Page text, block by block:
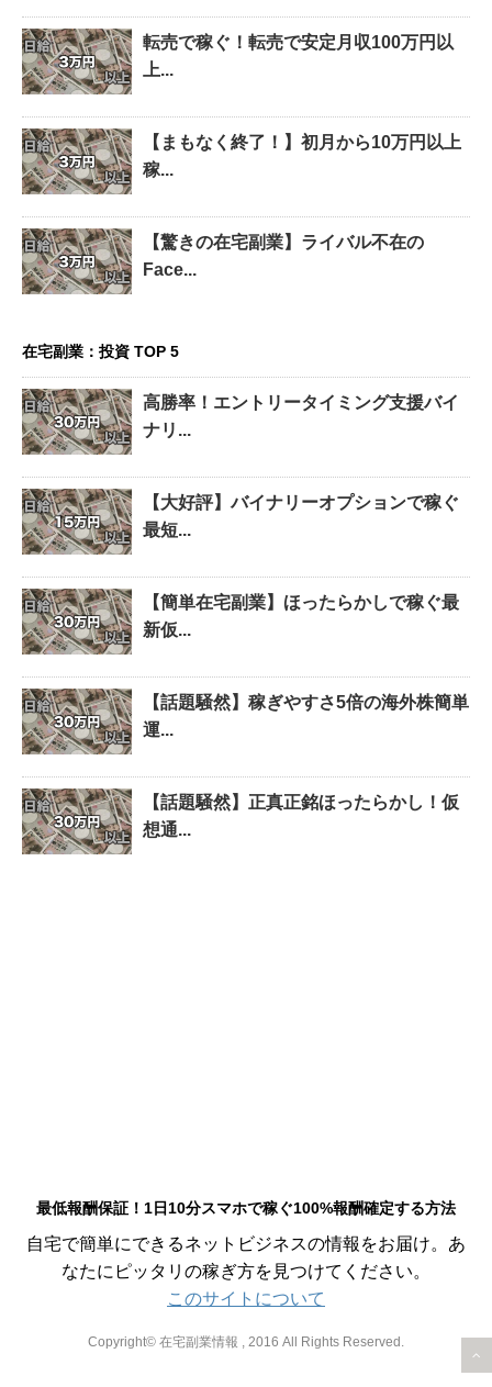
転売で稼ぐ！転売で安定月収100万円以
上...
【まもなく終了！】初月から10万円以上
稼...
【驚きの在宅副業】ライバル不在の
Face...
在宅副業：投資 TOP 5
高勝率！エントリータイミング支援バイ
ナリ...
【大好評】バイナリーオプションで稼ぐ
最短...
【簡単在宅副業】ほったらかしで稼ぐ最
新仮...
【話題騒然】稼ぎやすさ5倍の海外株簡単
運...
【話題騒然】正真正銘ほったらかし！仮
想通...
最低報酬保証！1日10分スマホで稼ぐ100%報酬確定する方法
自宅で簡単にできるネットビジネスの情報をお届け。あ
なたにピッタリの稼ぎ方を見つけてください。
このサイトについて
Copyright© 在宅副業情報 , 2016 All Rights Reserved.